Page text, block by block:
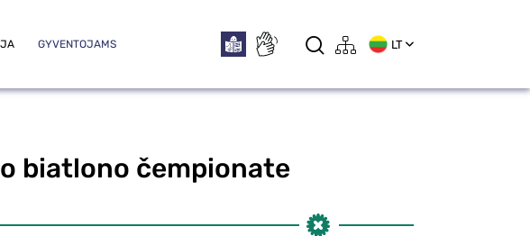
GYVENTOJAMS LT
biatlono čempionate